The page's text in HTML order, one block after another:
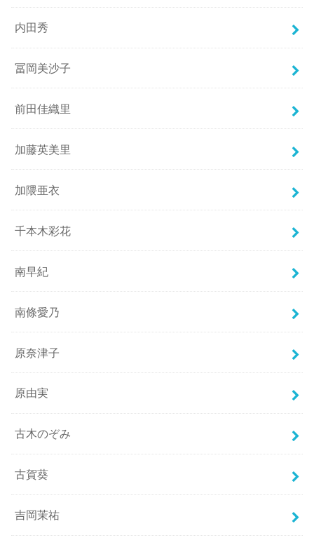
内田秀
冨岡美沙子
前田佳織里
加藤英美里
加隈亜衣
千本木彩花
南早紀
南條愛乃
原奈津子
原由実
古木のぞみ
古賀葵
吉岡茉祐